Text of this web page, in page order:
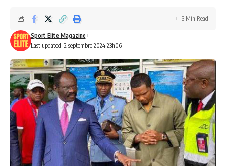
Last updated: 2 septembre 2024 23h06
Sport Elite Magazine
3 Min Read